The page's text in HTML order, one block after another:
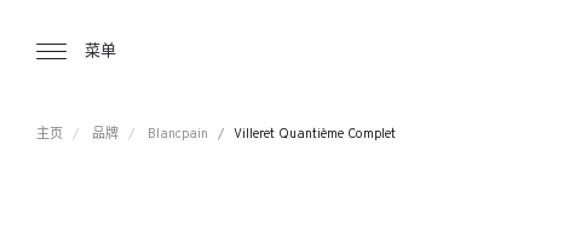
菜单
主页 品牌 Blancpain Villeret Quantième Complet